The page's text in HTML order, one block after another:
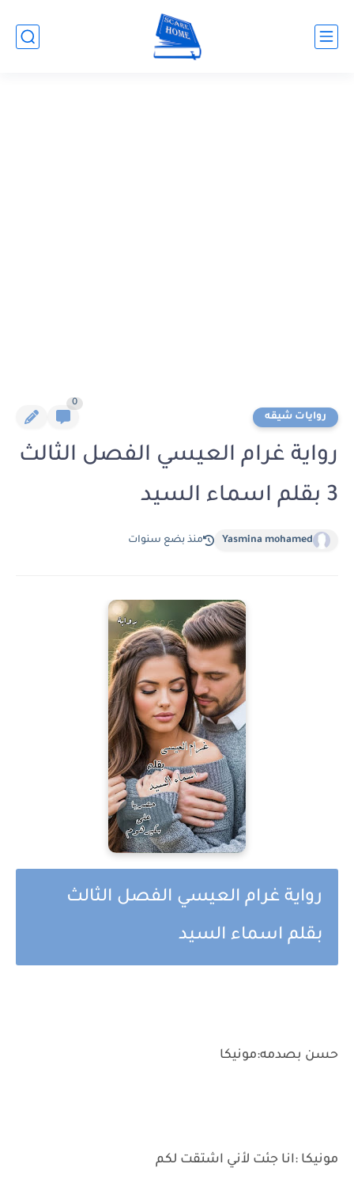
روايات شيقه
0
رواية غرام العيسي الفصل الثالث
3 بقلم اسماء السيد
Yasmina mohamed منذ بضع سنوات
رواية غرام العيسي الفصل الثالث
بقلم اسماء السيد
حسن بصدمه:مونيكا
مونيكا :انا جئت لأني اشتقت لكم